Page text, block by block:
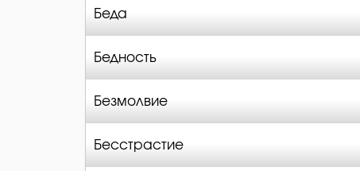
Беда
Бедность
Безмолвие
Бесстрастие